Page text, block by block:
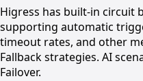
Higress has built-in circuit
supporting automatic
timeout rates, and other
Fallback strategies. AI
Failover.